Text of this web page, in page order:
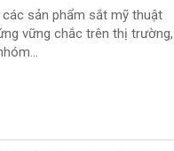
sản phẩm sắt mỹ thuật
vững chắc trên thị trường,